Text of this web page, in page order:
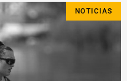
NOTICIAS